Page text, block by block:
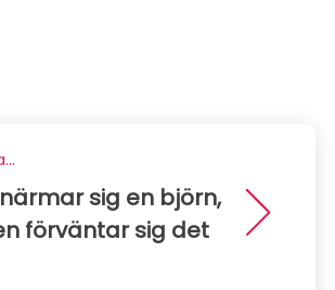
sig en björn,
förväntar sig det